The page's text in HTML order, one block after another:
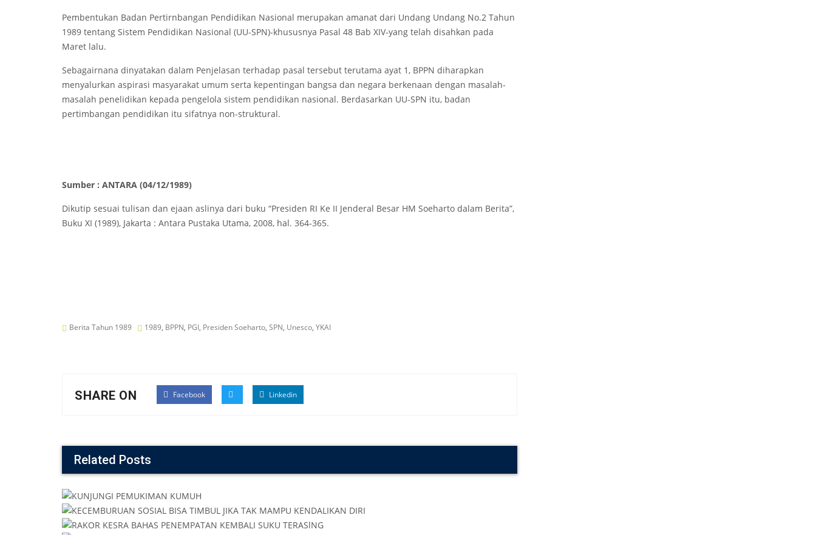
Pembentukan Badan Pertirnbangan Pendidikan Nasional merupakan amanat dari Undang Undang No.2 Tahun
1989 tentang Sistem Pendidikan Nasional (UU-SPN)-khususnya Pasal 48 Bab XIV-yang telah disahkan pada
Maret lalu.
Sebagairnana dinyatakan dalam Penjelasan terhadap pasal tersebut terutama ayat 1, BPPN diharapkan
menyalurkan aspirasi masyarakat umum serta kepentingan bangsa dan negara berkenaan dengan masalah-
masalah penelidikan kepada pengelola sistem pendidikan nasional. Berdasarkan UU-SPN itu, badan
pertimbangan pendidikan itu sifatnya non-struktural.
Sumber : ANTARA (04/12/1989)
Dikutip sesuai tulisan dan ejaan aslinya dari buku “Presiden RI Ke II Jenderal Besar HM Soeharto dalam Berita”,
Buku XI (1989), Jakarta : Antara Pustaka Utama, 2008, hal. 364-365.
Berita Tahun 1989 1989, BPPN, PGI, Presiden Soeharto, SPN, Unesco, YKAI
SHARE ON Facebook Linkedin
Related Posts